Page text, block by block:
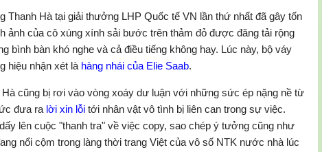
Hà tại giải thưởng LHP Quốc tế VN lần thứ nhất đã gây tốn
ảnh của cô xúng xính sải bước trên thảm đỏ được đăng tải rộng
bình bàn khó nghe và cả điều tiếng không hay. Lúc này, bộ váy
hiệu nhận xét là hàng nhái của Elie Saab.
cũng bị rơi vào vòng xoáy dư luận với những sức ép nặng nề từ
đưa ra lời xin lỗi tới nhân vật vô tình bị liên can trong sự việc.
lên cuộc "thanh tra" về việc copy, sao chép ý tưởng cũng như
nổi cộm trong làng thời trang Việt của vô số NTK nước nhà lúc